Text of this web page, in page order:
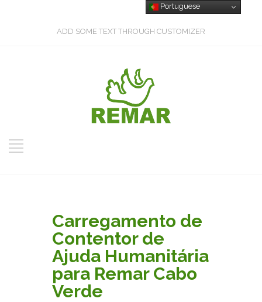
ADD SOME TEXT THROUGH CUSTOMIZER
Carregamento de
Contentor de
Ajuda Humanitária
para Remar Cabo
Verde
Portuguese